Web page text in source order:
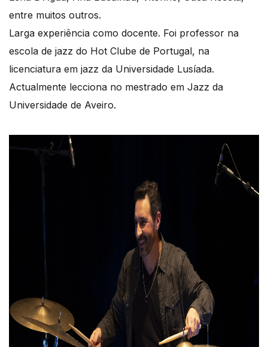
entre muitos outros.
Larga experiência como docente. Foi professor na
escola de jazz do Hot Clube de Portugal, na
licenciatura em jazz da Universidade Lusíada.
Actualmente lecciona no mestrado em Jazz da
Universidade de Aveiro.